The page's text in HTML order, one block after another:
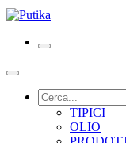
TIPICI
OLIO